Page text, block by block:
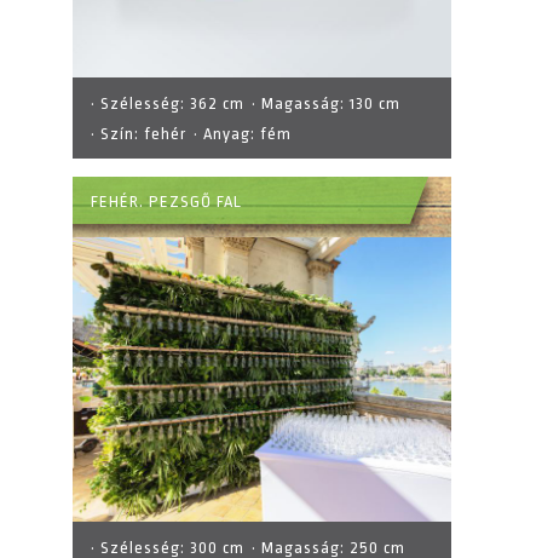
· Szélesség: 362 cm · Magasság:130 cm
· Szín: fehér · Anyag: fém
FEHÉR. PEZSGŐ FAL
· Szélesség: 300 cm · Magasság: 250 cm